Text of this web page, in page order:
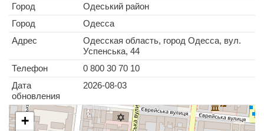
Город
Одеський район
Город
Одесса
Адрес
Одесская область, город Одесса, вул.
Успенська, 44
Телефон
0 800 30 70 10
Дата
обновления
2026-08-03
+